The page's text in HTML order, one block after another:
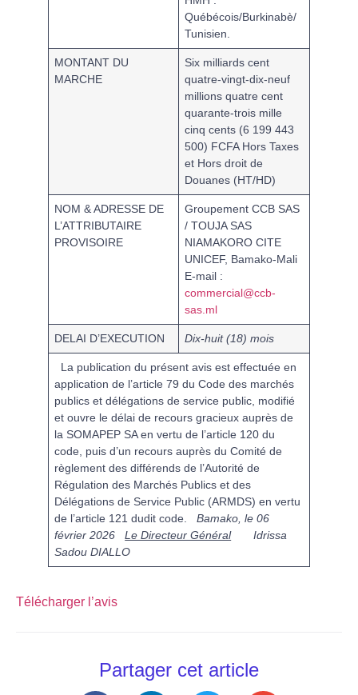
Québécois/Burkinabè/
Tunisien.
MONTANT DU
MARCHE
Six milliards cent
quatre-vingt-dix-neuf
millions quatre cent
quarante-trois mille
cinq cents (6 199 443
500) FCFA Hors Taxes
et Hors droit de
Douanes (HT/HD)
NOM & ADRESSE DE
L’ATTRIBUTAIRE
PROVISOIRE
Groupement CCB SAS
/ TOUJA SAS
NIAMAKORO CITE
UNICEF, Bamako-Mali
E-mail :
commercial@ccb-
sas.ml
DELAI D’EXECUTION Dix-huit (18) mois
La publication du présent avis est effectuée en
application de l’article 79 du Code des marchés
publics et délégations de service public, modifié
et ouvre le délai de recours gracieux auprès de
la SOMAPEP SA en vertu de l’article 120 du
code, puis d’un recours auprès du Comité de
règlement des différends de l’Autorité de
Régulation des Marchés Publics et des
Délégations de Service Public (ARMDS) en vertu
de l’article 121 dudit code.
Bamako, le 06
février 2026
Le Directeur Général
Idrissa
Sadou DIALLO
Télécharger l’avis
Partager cet article